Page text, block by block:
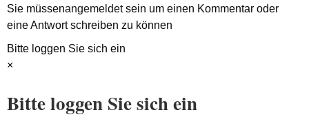
Sie müssenangemeldetsein um einen Kommentar oder
eine Antwort schreiben zu können
Bitte loggen Sie sich ein
×
Bitte loggen Sie sich ein